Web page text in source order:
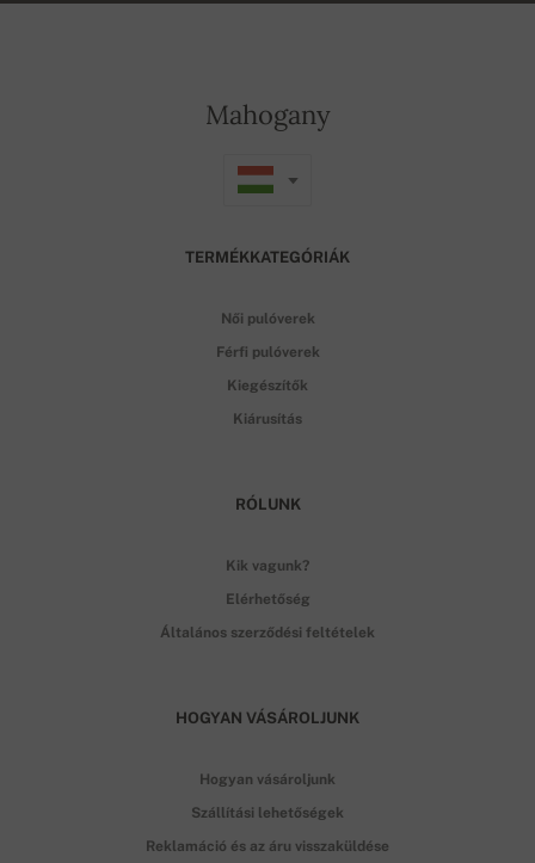
Mahogany
TERMÉKKATEGÓRIÁK
Női pulóverek
Férfi pulóverek
Kiegészítők
Kiárusítás
RÓLUNK
Kik vagunk?
Elérhetőség
Általános szerződési feltételek
HOGYAN VÁSÁROLJUNK
Hogyan vásároljunk
Szállítási lehetőségek
Reklamáció és az áru visszaküldése